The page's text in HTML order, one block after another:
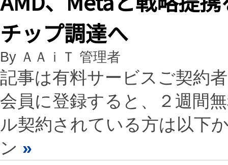
チップ調達へ
By ＡＡｉＴ 管理者
記事は有料サービスご契約
会員に登録すると、２週間
ル契約されている方は以下
ン »